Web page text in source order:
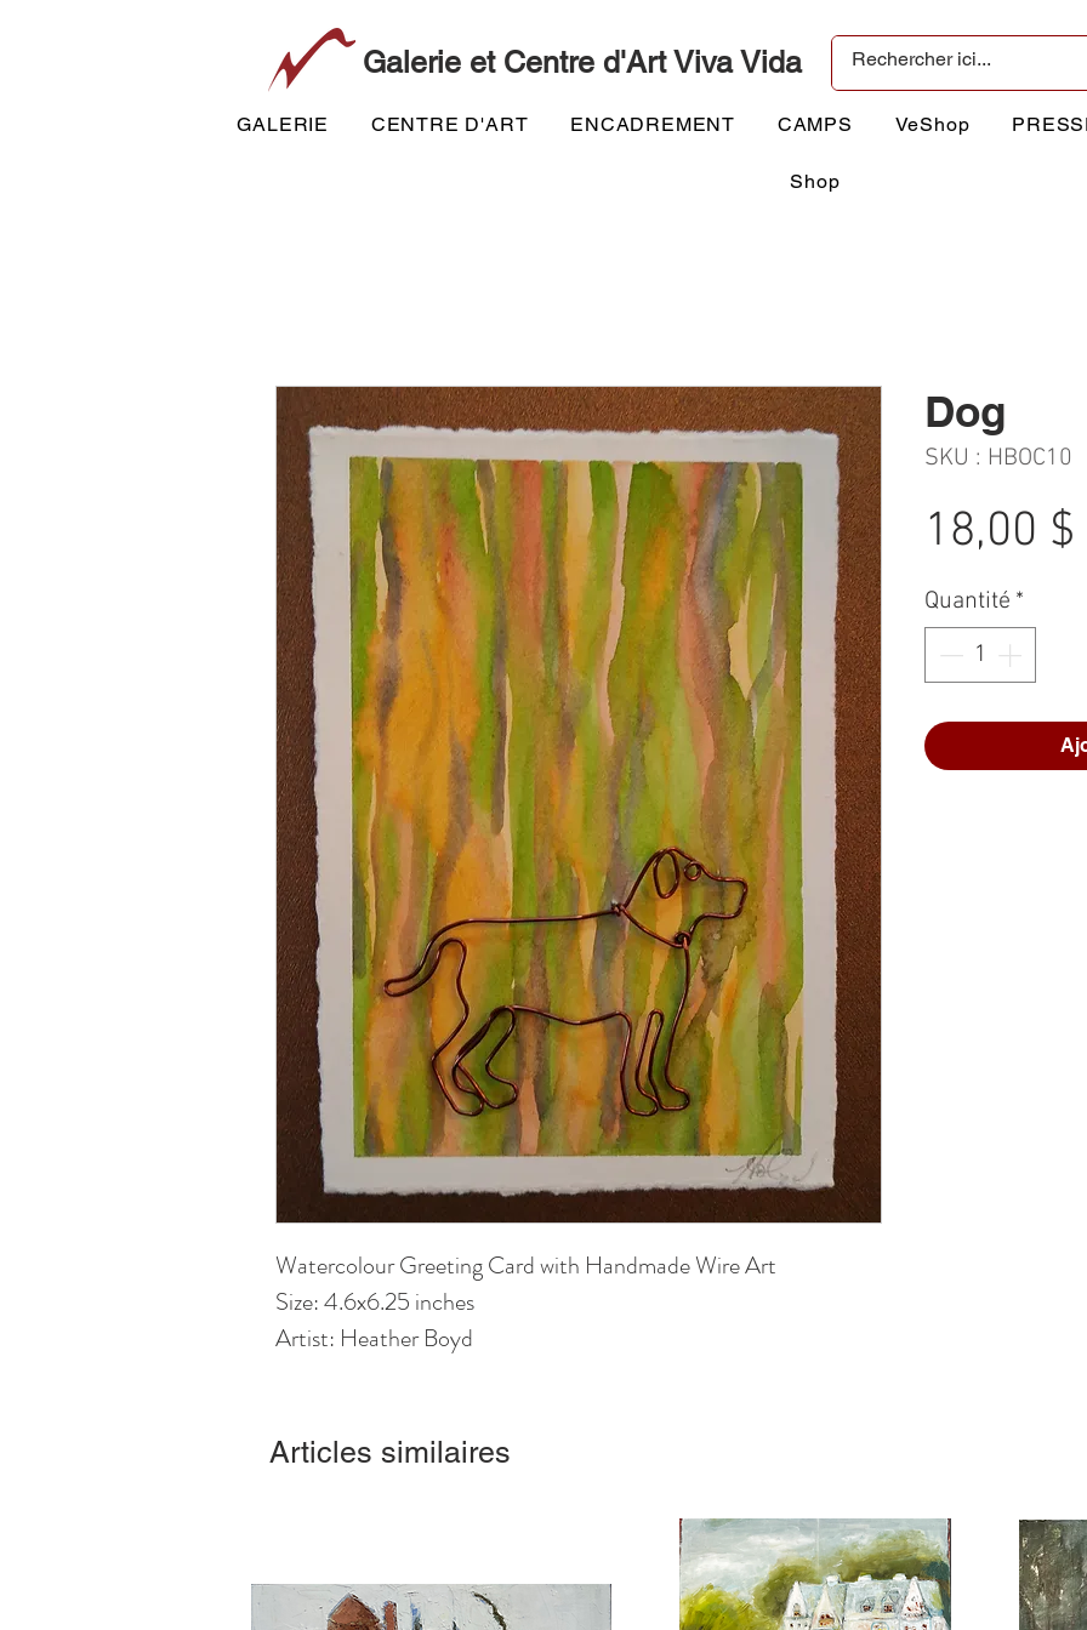
Galerie et Centre d'Art Viva Vida
GALERIE CENTRE D'ART ENCADREMENT CAMPS VeShop
Shop
Watercolour Greeting Card with Handmade Wire Art
Size: 4.6x6.25 inches
Artist: Heather Boyd
Dog
SKU : HBOC10
18,00 $
Quantité *
Articles similaires